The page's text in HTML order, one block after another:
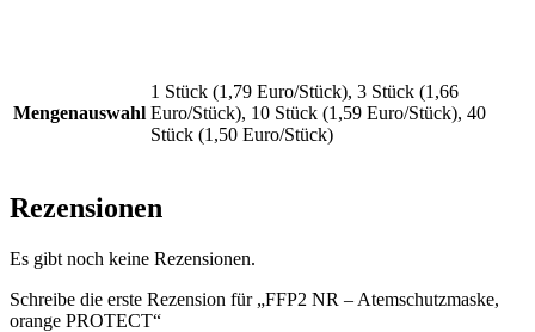
Mengenauswahl
1 Stück (1,79 Euro/Stück), 3 Stück (1,66
Euro/Stück), 10 Stück (1,59 Euro/Stück), 40
Stück (1,50 Euro/Stück)
Rezensionen
Es gibt noch keine Rezensionen.
Schreibe die erste Rezension für „FFP2 NR – Atemschutzmaske,
orange PROTECT“